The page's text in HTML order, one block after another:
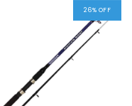
26% OFF